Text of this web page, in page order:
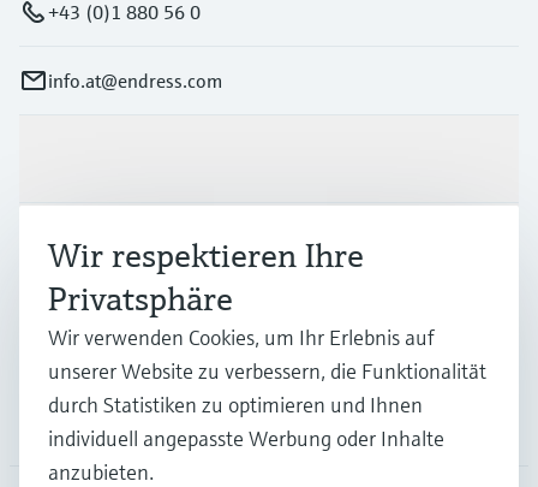
+43 (0)1 880 56 0
info.at@endress.com
Branchen
Support
Wir respektieren Ihre
Privatsphäre
Wir verwenden Cookies, um Ihr Erlebnis auf
unserer Website zu verbessern, die Funktionalität
durch Statistiken zu optimieren und Ihnen
individuell angepasste Werbung oder Inhalte
anzubieten.